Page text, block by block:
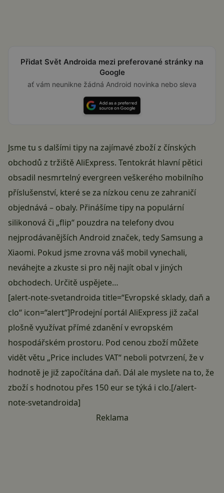
Přidat Svět Androida mezi preferované stránky na
Google
ať vám neunikne žádná Android novinka nebo sleva
Jsme tu s dalšími tipy na zajímavé zboží z čínských
obchodů z tržiště AliExpress. Tentokrát hlavní pětici
obsadil nesmrtelný evergreen veškerého mobilního
příslušenství, které se za nízkou cenu ze zahraničí
objednává – obaly. Přinášíme tipy na populární
silikonová či „flip“ pouzdra na telefony dvou
nejprodávanějších Android značek, tedy Samsung a
Xiaomi. Pokud jsme zrovna váš mobil vynechali,
neváhejte a zkuste si pro něj najít obal v jiných
obchodech. Určitě uspějete…
[alert-note-svetandroida title=“Evropské sklady, daň a
clo“ icon=“alert“]Prodejní portál AliExpress již začal
plošně využívat přímé zdanění v evropském
hospodářském prostoru. Pod cenou zboží můžete
vidět větu „Price includes VAT“ neboli potvrzení, že v
hodnotě je již započítána daň. Dál ale myslete na to, že
zboží s hodnotou přes 150 eur se týká i clo.[/alert-
note-svetandroida]
Reklama